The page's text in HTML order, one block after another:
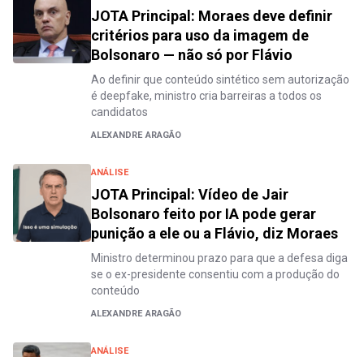
JOTA Principal: Moraes deve definir
critérios para uso da imagem de
Bolsonaro — não só por Flávio
Ao definir que conteúdo sintético sem autorização
é deepfake, ministro cria barreiras a todos os
candidatos
ALEXANDRE ARAGÃO
ANÁLISE
JOTA Principal: Vídeo de Jair
Bolsonaro feito por IA pode gerar
punição a ele ou a Flávio, diz Moraes
Ministro determinou prazo para que a defesa diga
se o ex-presidente consentiu com a produção do
conteúdo
ALEXANDRE ARAGÃO
ANÁLISE